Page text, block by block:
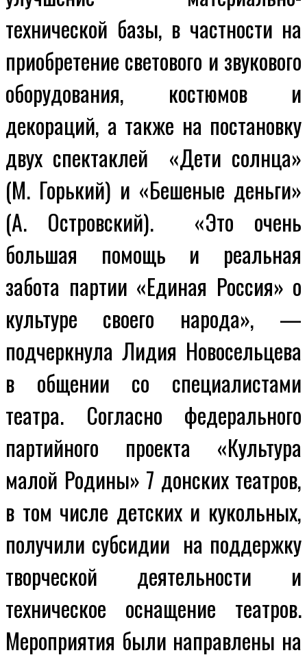
технической базы, в частности на
приобретение светового и звукового
оборудования, костюмов и
декораций, а также на постановку
двух спектаклей «Дети солнца»
(М. Горький) и «Бешеные деньги»
(А. Островский). «Это очень
большая помощь и реальная
забота партии «Единая Россия» о
культуре своего народа», —
подчеркнула Лидия Новосельцева
в общении со специалистами
театра. Согласно федерального
партийного проекта «Культура
малой Родины» 7 донских театров,
в том числе детских и кукольных,
получили субсидии на поддержку
творческой деятельности и
техническое оснащение театров.
Мероприятия были направлены на